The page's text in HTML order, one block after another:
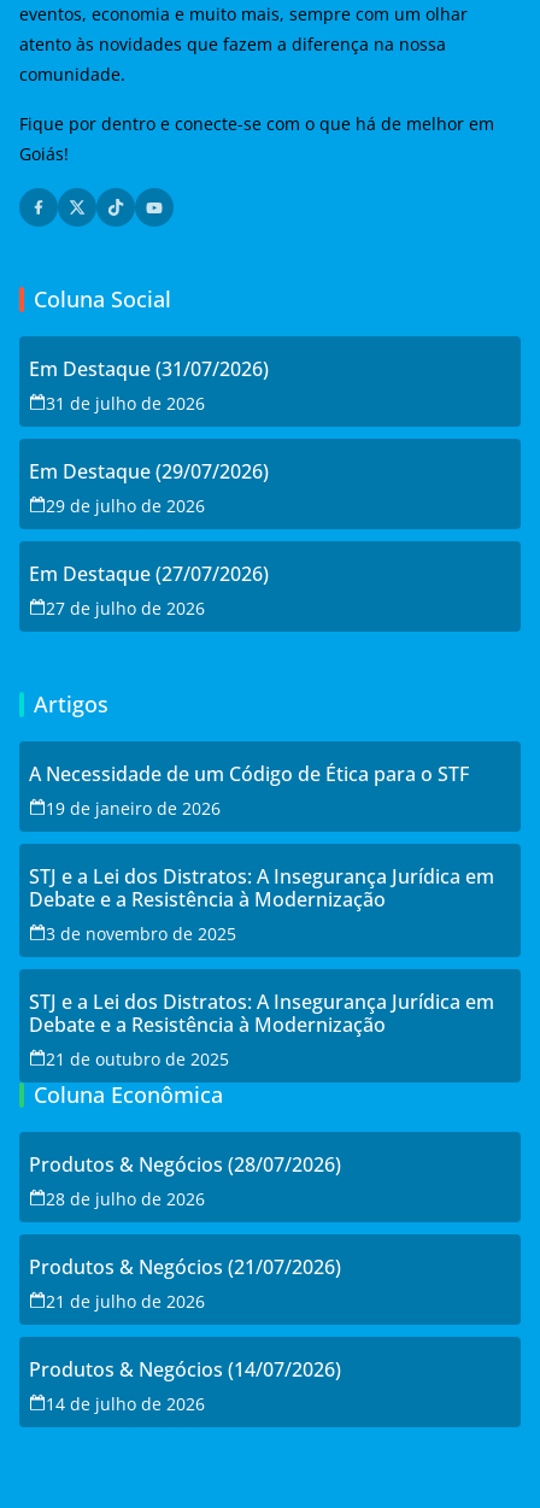
eventos, economia e muito mais, sempre com um olhar
atento às novidades que fazem a diferença na nossa
comunidade.
Fique por dentro e conecte-se com o que há de melhor em
Goiás!
Coluna Social
Em Destaque (31/07/2026)
31 de julho de 2026
Em Destaque (29/07/2026)
29 de julho de 2026
Em Destaque (27/07/2026)
27 de julho de 2026
Artigos
A Necessidade de um Código de Ética para o STF
19 de janeiro de 2026
STJ e a Lei dos Distratos: A Insegurança Jurídica em
Debate e a Resistência à Modernização
3 de novembro de 2025
STJ e a Lei dos Distratos: A Insegurança Jurídica em
Debate e a Resistência à Modernização
21 de outubro de 2025
Coluna Econômica
Produtos & Negócios (28/07/2026)
28 de julho de 2026
Produtos & Negócios (21/07/2026)
21 de julho de 2026
Produtos & Negócios (14/07/2026)
14 de julho de 2026